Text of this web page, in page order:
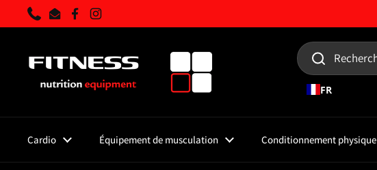
Skip to content
Téléphone
CourrielFacebookInstagram
FR
Cardio Équipement de musculation Conditionnement physique